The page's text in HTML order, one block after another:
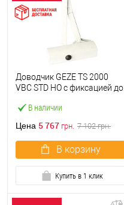
В наличии
Доводчик GEZE TS 2000
VBC STD HO с фиксацией до
Цена 5 767 грн. 7 102грн.
В корзину
Купить в 1 клик